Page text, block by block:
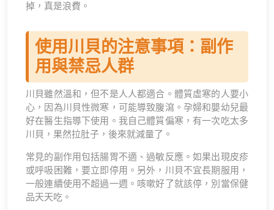
掉，真是浪費。
使用川貝的注意事項：副作
用與禁忌人群
川貝雖然溫和，但不是人人都適合。體質虛寒的人要小
心，因為川貝性微寒，可能導致腹瀉。孕婦和嬰幼兒最
好在醫生指導下使用。我自己體質偏寒，有一次吃太多
川貝，果然拉肚子，後來就減量了。
常見的副作用包括腸胃不適、過敏反應。如果出現皮疹
或呼吸困難，要立即停用。另外，川貝不宜長期服用，
一般連續使用不超過一週。咳嗽好了就該停，別當保健
品天天吃。